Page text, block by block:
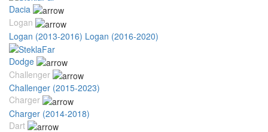
Dacia
Logan
Logan (2013-2016) Logan (2016-2020)
Dodge
Challenger
Challenger (2015-2023)
Charger
Charger (2014-2018)
Dart